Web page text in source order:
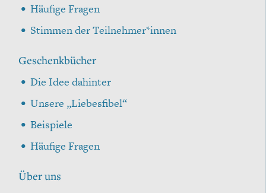
Häufige Fragen
Stimmen der Teilnehmer*innen
Geschenkbücher
Die Idee dahinter
Unsere „Liebesfibel“
Beispiele
Häufige Fragen
Über uns